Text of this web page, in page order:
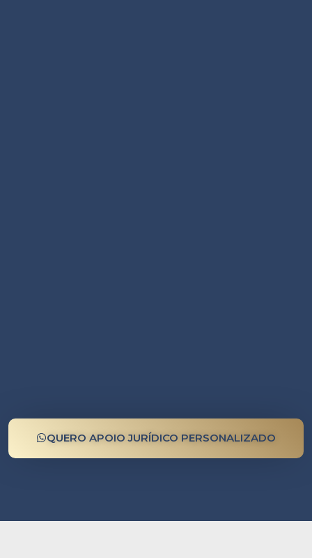
QUERO APOIO JURÍDICO PERSONALIZADO